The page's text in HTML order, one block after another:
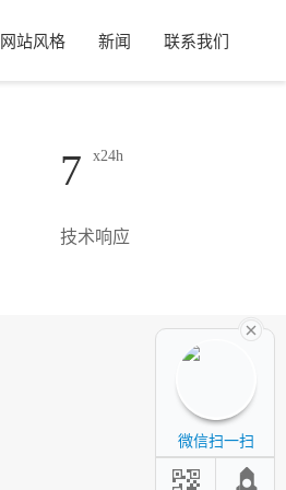
网站风格 新闻 联系我们
7 x24h
技术响应
微信扫一扫